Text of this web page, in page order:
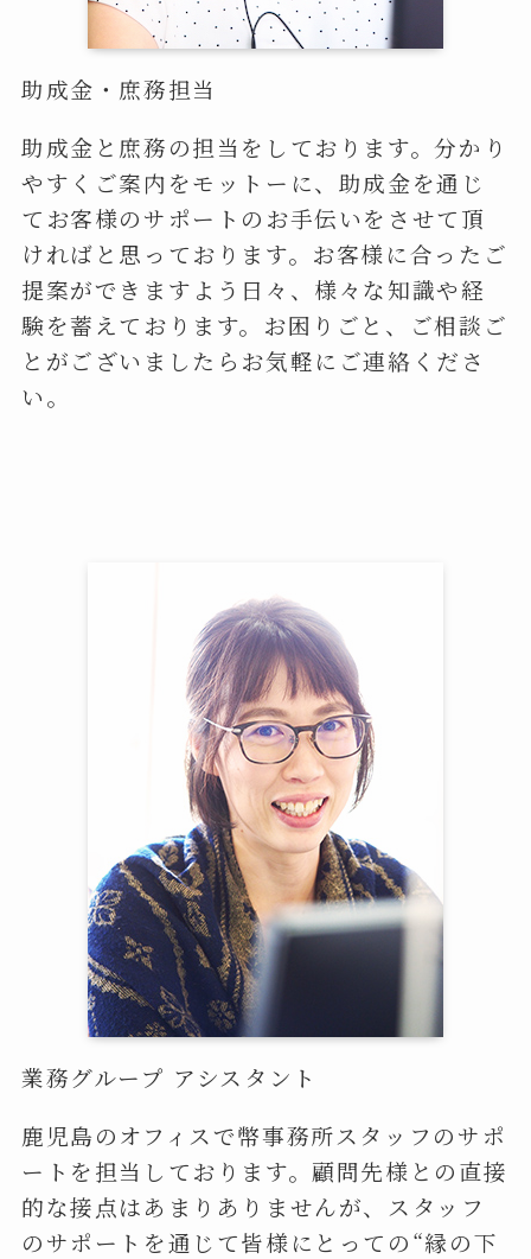
助成金・庶務担当
助成金と庶務の担当をしております。分かり
やすくご案内をモットーに、助成金を通じ
てお客様のサポートのお手伝いをさせて頂
ければと思っております。お客様に合ったご
提案ができますよう日々、様々な知識や経
験を蓄えております。お困りごと、ご相談ご
とがございましたらお気軽にご連絡くださ
い。
業務グループ アシスタント
鹿児島のオフィスで幣事務所スタッフのサポ
ートを担当しております。顧問先様との直接
的な接点はあまりありませんが、スタッフ
のサポートを通じて皆様にとっての“縁の下